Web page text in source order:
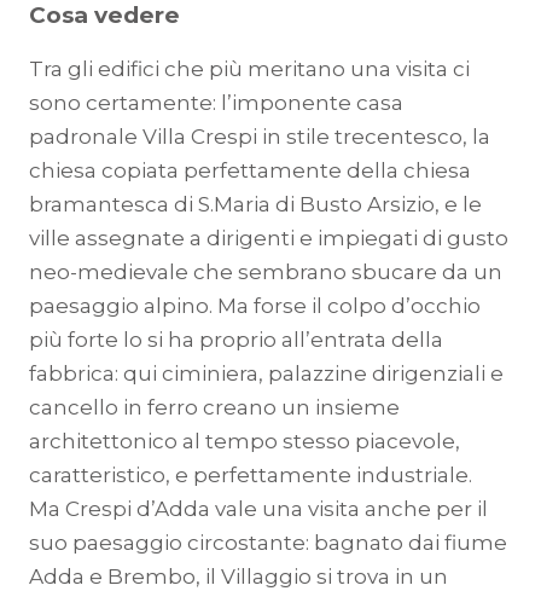
Cosa vedere
Tra gli edifici che più meritano una visita ci
sono certamente: l’imponente casa
padronale Villa Crespi in stile trecentesco, la
chiesa copiata perfettamente della chiesa
bramantesca di S.Maria di Busto Arsizio, e le
ville assegnate a dirigenti e impiegati di gusto
neo-medievale che sembrano sbucare da un
paesaggio alpino. Ma forse il colpo d’occhio
più forte lo si ha proprio all’entrata della
fabbrica: qui ciminiera, palazzine dirigenziali e
cancello in ferro creano un insieme
architettonico al tempo stesso piacevole,
caratteristico, e perfettamente industriale.
Ma Crespi d’Adda vale una visita anche per il
suo paesaggio circostante: bagnato dai fiume
Adda e Brembo, il Villaggio si trova in un